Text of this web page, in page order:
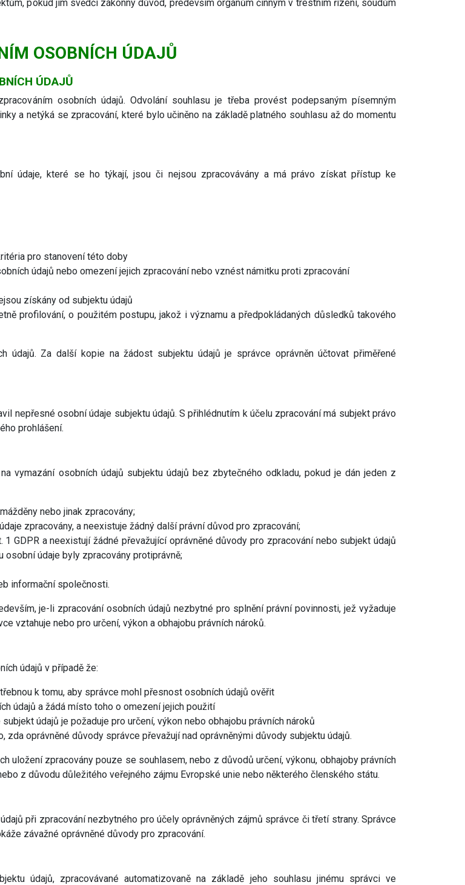
pokud jim svědčí zákonný důvod, především orgánům činným v trestním řízení, soudům
OSOBNÍCH ÚDAJŮ
ÚDAJŮ
osobních údajů. Odvolání souhlasu je třeba provést podepsaným písemným
a netýká se zpracování, které bylo učiněno na základě platného souhlasu až do momentu
údaje, které se ho týkají, jsou či nejsou zpracovávány a má právo získat přístup ke
pro stanovení této doby
údajů nebo omezení jejich zpracování nebo vznést námitku proti zpracování
získány od subjektu údajů
profilování, o použitém postupu, jakož i významu a předpokládaných důsledků takového
údajů. Za další kopie na žádost subjektu údajů je správce oprávněn účtovat přiměřené
nepřesné osobní údaje subjektu údajů. S přihlédnutím k účelu zpracování má subjekt právo
prohlášení.
vymazání osobních údajů subjektu údajů bez zbytečného odkladu, pokud je dán jeden z
nebo jinak zpracovány;
zpracovány, a neexistuje žádný další právní důvod pro zpracování;
GDPR a neexistují žádné převažující oprávněné důvody pro zpracování nebo subjekt údajů
údaje byly zpracovány protiprávně;
informační společnosti.
je-li zpracování osobních údajů nezbytné pro splnění právní povinnosti, jež vyžaduje
vztahuje nebo pro určení, výkon a obhajobu právních nároků.
údajů v případě že:
k tomu, aby správce mohl přesnost osobních údajů ověřit
údajů a žádá místo toho o omezení jejich použití
údajů je požaduje pro určení, výkon nebo obhajobu právních nároků
oprávněné důvody správce převažují nad oprávněnými důvody subjektu údajů.
uložení zpracovány pouze se souhlasem, nebo z důvodů určení, výkonu, obhajoby právních
z důvodu důležitého veřejného zájmu Evropské unie nebo některého členského státu.
při zpracování nezbytného pro účely oprávněných zájmů správce či třetí strany. Správce
závažné oprávněné důvody pro zpracování.
údajů, zpracovávané automatizovaně na základě jeho souhlasu jinému správci ve